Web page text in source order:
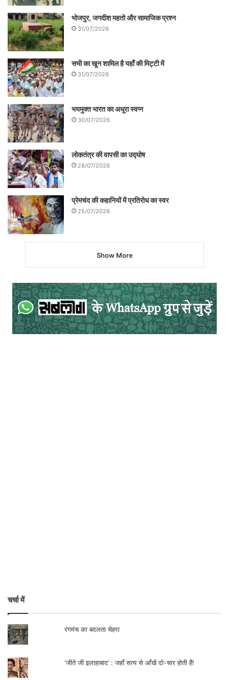
भोजपुर, जगदीश महतो और सामाजिक प्रश्न
31/07/2026
सभी का खून शामिल है यहाँ की मिट्टी में
31/07/2026
भयमुक्त भारत का अधूरा स्वप्न
30/07/2026
लोकतंत्र की वापसी का उद्घोष
28/07/2026
प्रेमचंद की कहानियों में प्रतिरोध का स्वर
25/07/2026
Show More
चर्चा में
रंगमंच का बदलता चेहरा
‘जीते जी इलाहाबाद’ : जहाँ सत्य से आँखें दो-चार होती हैं!